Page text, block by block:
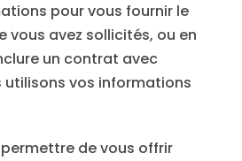
pour vous fournir le
vous avez sollicités, ou en
un contrat avec
utilisons vos informations
de vous offrir